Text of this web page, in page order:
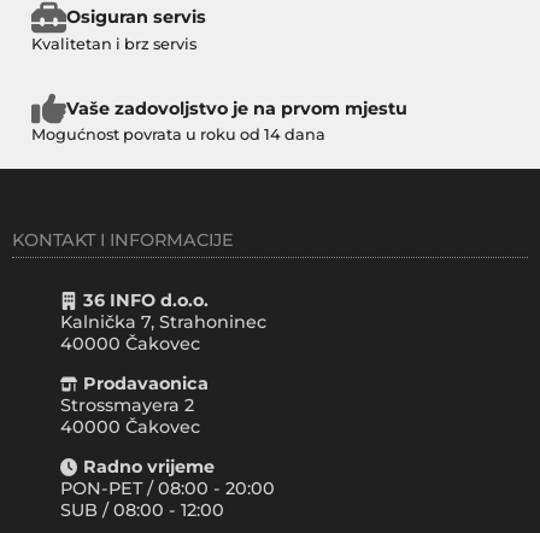
Osiguran servis
Kvalitetan i brz servis
Vaše zadovoljstvo je na prvom mjestu
Mogućnost povrata u roku od 14 dana
KONTAKT I INFORMACIJE
36 INFO d.o.o.
Kalnička 7, Strahoninec
40000 Čakovec
Prodavaonica
Strossmayera 2
40000 Čakovec
Radno vrijeme
PON-PET / 08:00 - 20:00
SUB / 08:00 - 12:00